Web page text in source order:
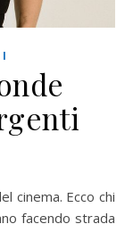
facendo strada